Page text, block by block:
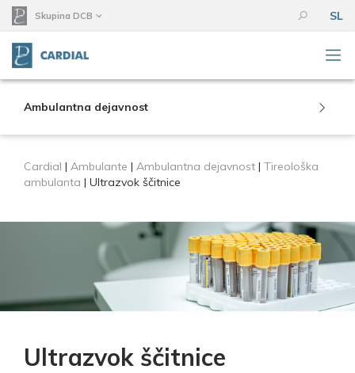
Skupina DCB SL
Ambulantna dejavnost
Cardial | Ambulante | Ambulantna dejavnost | Tireološka
ambulanta | Ultrazvok ščitnice
Ultrazvok ščitnice